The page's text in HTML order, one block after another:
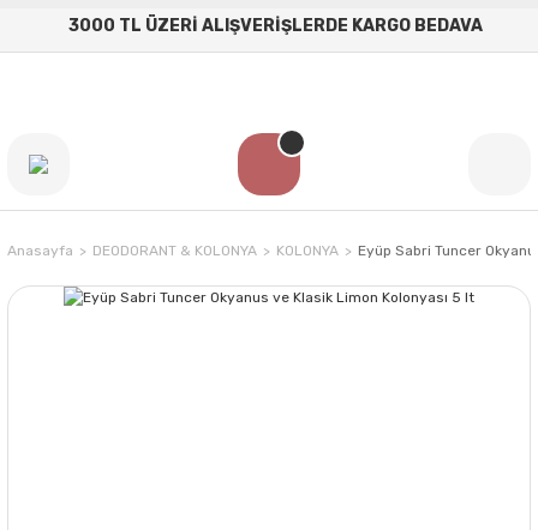
3000 TL ÜZERİ ALIŞVERİŞLERDE KARGO BEDAVA
Anasayfa DEODORANT & KOLONYA KOLONYA Eyüp Sabri Tuncer